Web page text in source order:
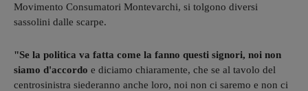
Movimento Consumatori Montevarchi, si tolgono diversi
sassolini dalle scarpe.
"Se la politica va fatta come la fanno questi signori, noi non
siamo d'accordo e diciamo chiaramente, che se al tavolo del
centrosinistra siederanno anche loro, noi non ci saremo e non ci